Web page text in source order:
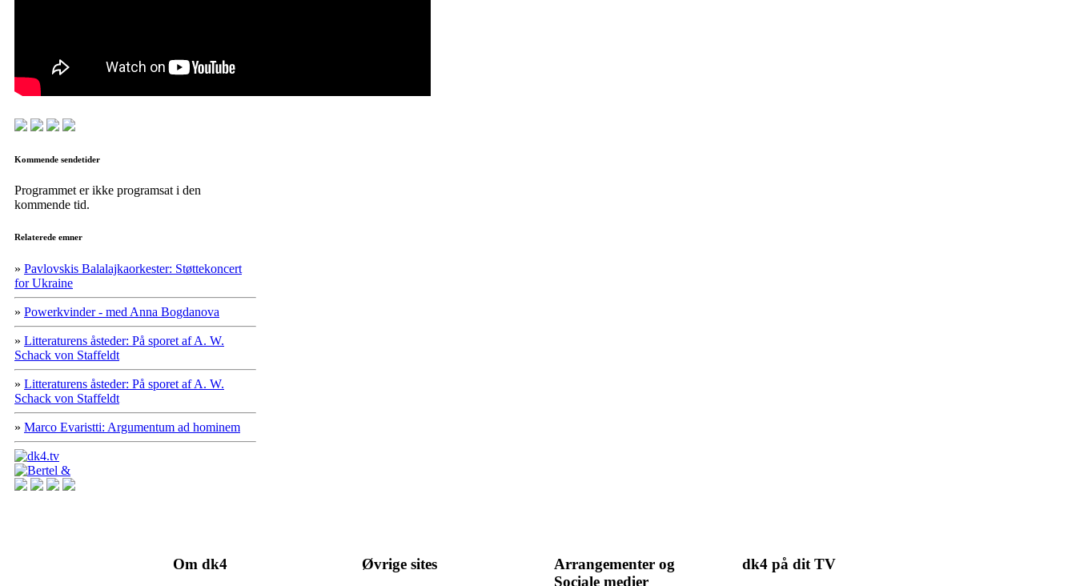
Kommende sendetider
Programmet er ikke programsat i den
kommende tid.
Relaterede emner
» Pavlovskis Balalajkaorkester: Støttekoncert
for Ukraine
» Powerkvinder - med Anna Bogdanova
» Litteraturens åsteder: På sporet af A. W.
Schack von Staffeldt
» Litteraturens åsteder: På sporet af A. W.
Schack von Staffeldt
» Marco Evaristti: Argumentum ad hominem
Om dk4 Øvrige sites
Arrangementer og
Sociale medier
dk4 på dit TV